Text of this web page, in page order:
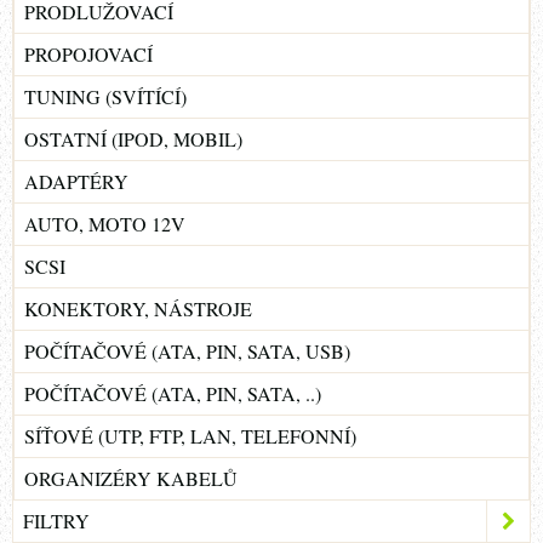
PRODLUŽOVACÍ
PROPOJOVACÍ
TUNING (SVÍTÍCÍ)
OSTATNÍ (IPOD, MOBIL)
ADAPTÉRY
AUTO, MOTO 12V
SCSI
KONEKTORY, NÁSTROJE
POČÍTAČOVÉ (ATA, PIN, SATA, USB)
POČÍTAČOVÉ (ATA, PIN, SATA, ..)
SÍŤOVÉ (UTP, FTP, LAN, TELEFONNÍ)
ORGANIZÉRY KABELŮ
FILTRY